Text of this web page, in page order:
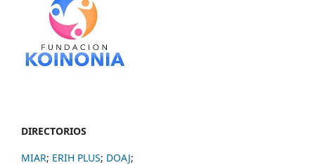
DIRECTORIOS
MIAR; ERIH PLUS; DOAJ;